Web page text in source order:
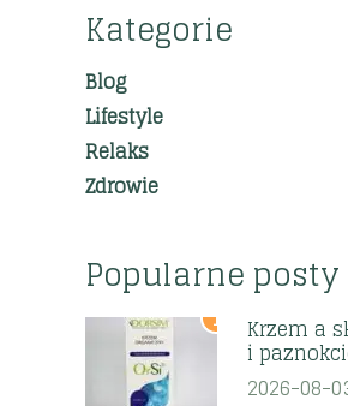
Kategorie
Blog
Lifestyle
Relaks
Zdrowie
Popularne posty
1 Krzem a
i
2026-08-